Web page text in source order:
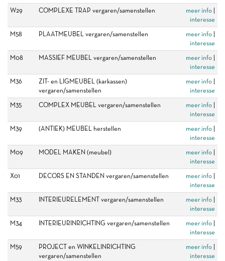
W29
COMPLEXE TRAP vergaren/samenstellen meer info
interesse
M58
PLAATMEUBEL vergaren/samenstellen meer info
interesse
M08
MASSIEF MEUBEL vergaren/samenstellen meer info
interesse
M36
ZIT- en LIGMEUBEL (karkassen)
vergaren/samenstellen
meer info
interesse
M35
COMPLEX MEUBEL vergaren/samenstellen meer info
interesse
M39
(ANTIEK) MEUBEL herstellen meer info
interesse
M09
MODEL MAKEN (meubel) meer info
interesse
X01
DECORS EN STANDEN vergaren/samenstellen meer info
interesse
M33
INTERIEURELEMENT vergaren/samenstellen meer info
interesse
M34
INTERIEURINRICHTING vergaren/samenstellen meer info
interesse
M59
PROJECT en WINKELINRICHTING
vergaren/samenstellen
meer info
interesse